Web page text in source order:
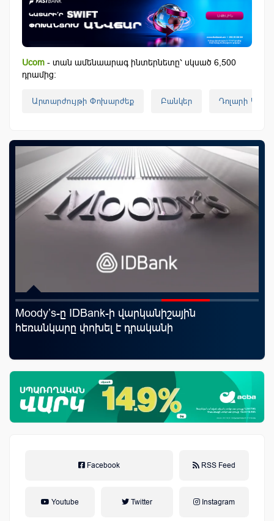
Ucom - տան ամենաարագ ինտերնետը՝ սկսած 6,500
դրամից:
Արտարժույթի Փոխարժեք Բանկեր Դոլարի Կուրս
Moody’s-ը IDBank-ի վարկանիշային
հեռանկարը փոխել է դրականի
Facebook RSS Feed
Youtube Twitter Instagram